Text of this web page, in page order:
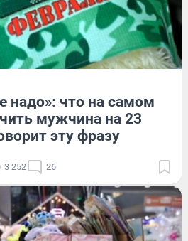
надо»: что на самом
мужчина на 23
эту фразу
3 252 26